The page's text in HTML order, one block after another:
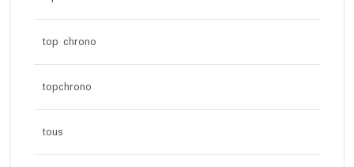
top chrono
topchrono
tous